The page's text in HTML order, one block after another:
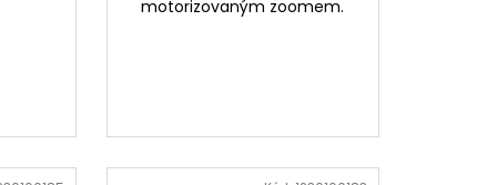
motorizovaným zoomem.